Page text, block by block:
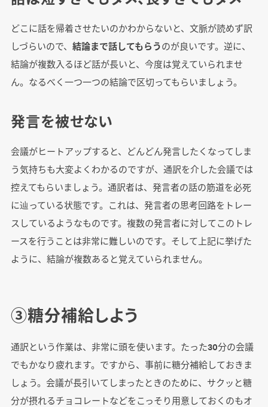
どこに話を帰着させたいのかわからないと、文脈が読めず訳
しづらいので、 結論まで話してもらうのが良いです。逆に、
結論が複数入るほど話が長いと、今度は覚えていられませ
ん。なるべく一つ一つの結論で区切ってもらいましょう。
発言を被せない
会議がヒートアップすると、どんどん発言したくなってしま
う気持ちも大変よくわかるのですが、通訳を介した会議では
控えてもらいましょう。通訳者は、発言者の話の筋道を必死
に辿っている状態です。これは、発言者の思考回路をトレー
スしているようなものです。複数の発言者に対してこのトレ
ースを行うことは非常に難しいのです。そして上記に挙げた
ように、結論が複数あると覚えていられません。
③糖分補給しよう
通訳という作業は、非常に頭を使います。たった30分の会議
でもかなり疲れます。ですから、事前に糖分補給しておきま
しょう。会議が長引いてしまったときのために、サクッと糖
分が摂れるチョコレートなどをこっそり用意しておくのもオ